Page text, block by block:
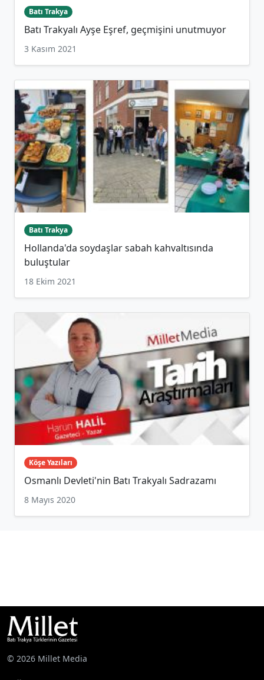
Batı Trakya
Batı Trakyalı Ayşe Eşref, geçmişini unutmuyor
3 Kasım 2021
Batı Trakya
Hollanda'da soydaşlar sabah kahvaltısında
buluştular
18 Ekim 2021
Köşe Yazıları
Osmanlı Devleti'nin Batı Trakyalı Sadrazamı
8 Mayıs 2020
© 2026 Millet Media